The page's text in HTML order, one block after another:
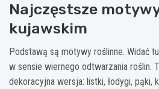
Najczęstsze
kujawskim
Podstawą są motywy roślinne. Widać
w sensie wiernego odtwarzania roślin.
dekoracyjna wersja: listki, łodygi, pąki,